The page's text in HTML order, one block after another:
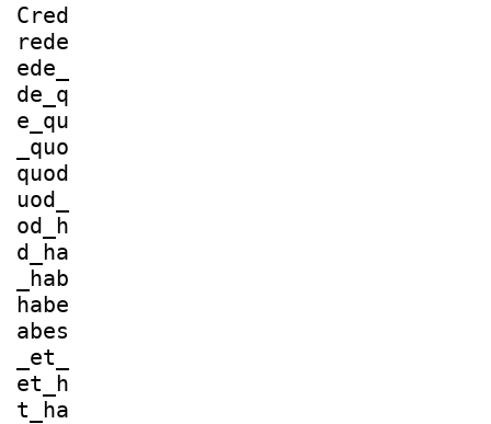
Cred
rede
ede_
de_q
e_qu
_quo
quod
uod_
od_h
d_ha
_hab
habe
abes
_et_
et_h
t_ha